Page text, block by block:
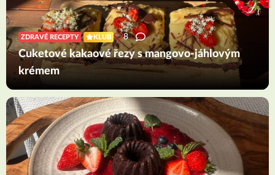
ZDRAVÉ RECEPTY KLUB 8
Cuketové kakaové řezy s mangovo-jáhlovým
krémem